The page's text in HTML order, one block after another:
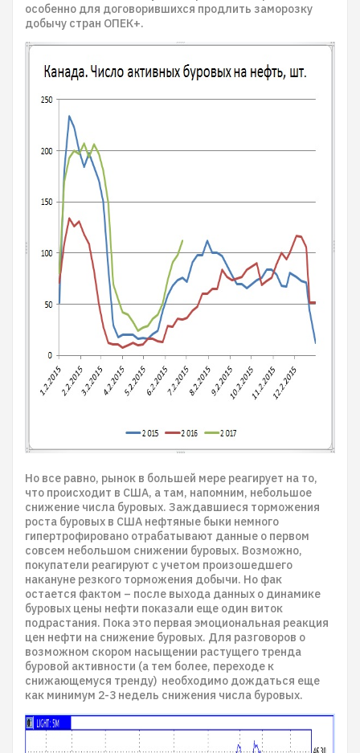
особенно для договорившихся продлить заморозку
добычу стран ОПЕК+.
Но все равно, рынок в большей мере реагирует на то,
что происходит в США, а там, напомним, небольшое
снижение числа буровых. Заждавшиеся торможения
роста буровых в США нефтяные быки немного
гипертрофировано отрабатывают данные о первом
совсем небольшом снижении буровых. Возможно,
покупатели реагируют с учетом произошедшего
накануне резкого торможения добычи. Но фак
остается фактом – после выхода данных о динамике
буровых цены нефти показали еще один виток
подрастания. Пока это первая эмоциональная реакция
цен нефти на снижение буровых. Для разговоров о
возможном скором насыщении растущего тренда
буровой активности (а тем более, переходе к
снижающемуся тренду) необходимо дождаться еще
как минимум 2-3 недель снижения числа буровых.